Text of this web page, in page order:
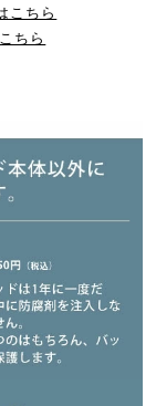
こちら
ちら